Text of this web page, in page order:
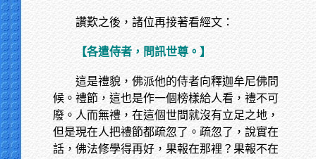
讚歎之後，諸位再接著看經文：
【各遣侍者，問訊世尊。】
這是禮貌，佛派他的侍者向釋迦牟尼佛問
候。禮節，這也是作一個榜樣給人看，禮不可
廢。人而無禮，在這個世間就沒有立足之地，
但是現在人把禮節都疏忽了。疏忽了，說實在
話，佛法修學得再好，果報在那裡？果報不在